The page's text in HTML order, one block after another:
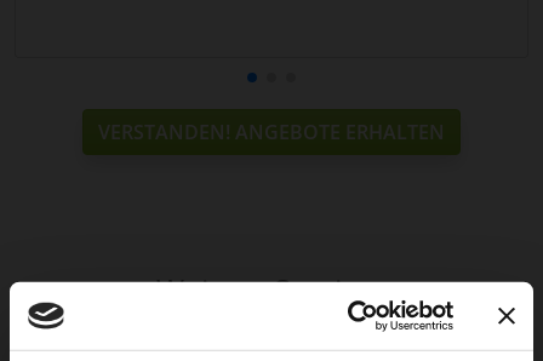
VERSTANDEN! ANGEBOTE ERHALTEN
Weitere Services